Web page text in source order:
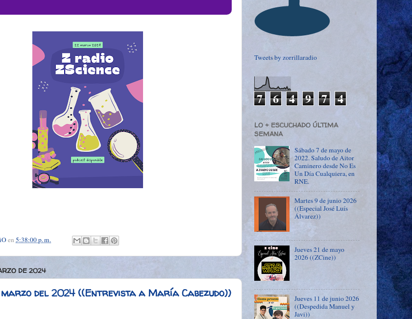
en 5:38:00 p. m.
DE 2024
marzo del 2024 ((Entrevista a María Cabezudo))
Tweets by zorrillaradio
7 6 4 9 7 4
LO + ESCUCHADO ÚLTIMA
SEMANA
Sábado 7 de mayo de
2022. Saludo de Aitor
Caminero desde No Es
Un Día Cualquiera, en
RNE.
Martes 9 de junio 2026
((Especial José Luís
Álvarez))
Jueves 21 de mayo
2026 ((ZCine))
Jueves 11 de junio 2026
((Despedida Manuel y
Javi))